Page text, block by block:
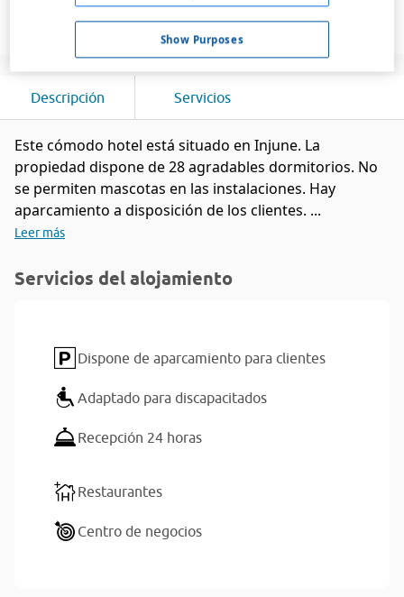
Descripción Servicios
Este cómodo hotel está situado en Injune. La
propiedad dispone de 28 agradables dormitorios. No
se permiten mascotas en las instalaciones. Hay
aparcamiento a disposición de los clientes. ...
Leer más
Servicios del alojamiento
Dispone de aparcamiento para clientes
Adaptado para discapacitados
Recepción 24 horas
Restaurantes
Centro de negocios
Show Purposes